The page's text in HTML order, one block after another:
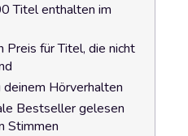
Titel enthalten im
Preis für Titel, die nicht
Hörverhalten
Bestseller gelesen
Stimmen